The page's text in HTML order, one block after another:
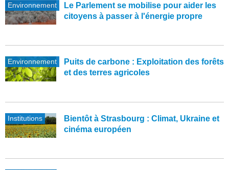
Environnement
Le Parlement se mobilise pour aider les
citoyens à passer à l'énergie propre
Environnement
Puits de carbone : Exploitation des forêts
et des terres agricoles
Institutions
Bientôt à Strasbourg : Climat, Ukraine et
cinéma européen